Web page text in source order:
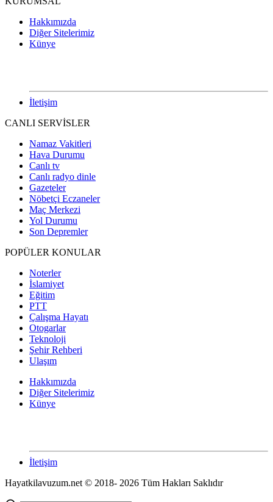
Hakkımızda
Diğer Sitelerimiz
Künye
İletişim
CANLI SERVİSLER
Namaz Vakitleri
Hava Durumu
Canlı tv
Canlı radyo dinle
Gazeteler
Nöbetçi Eczaneler
Maç Merkezi
Yol Durumu
Son Depremler
POPÜLER KONULAR
Noterler
İslamiyet
Eğitim
PTT
Çalışma Hayatı
Otogarlar
Teknoloji
Şehir Rehberi
Ulaşım
Hakkımızda
Diğer Sitelerimiz
Künye
İletişim
Hayatkilavuzum.net © 2018- 2026 Tüm Hakları Saklıdır